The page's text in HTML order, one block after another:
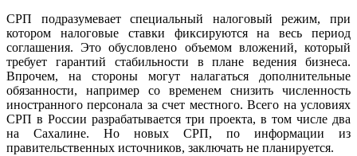
СРП подразумевает специальный налоговый режим, при
котором налоговые ставки фиксируются на весь период
соглашения. Это обусловлено объемом вложений, который
требует гарантий стабильности в плане ведения бизнеса.
Впрочем, на стороны могут налагаться дополнительные
обязанности, например со временем снизить численность
иностранного персонала за счет местного. Всего на условиях
СРП в России разрабатывается три проекта, в том числе два
на Сахалине. Но новых СРП, по информации из
правительственных источников, заключать не планируется.